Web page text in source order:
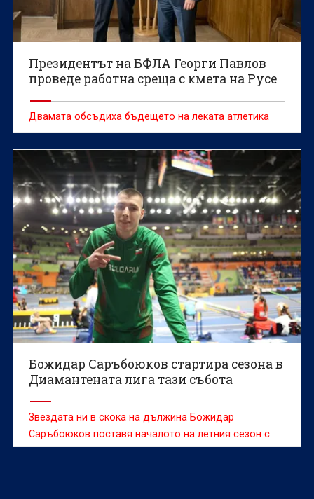
Президентът на БФЛА Георги Павлов
проведе работна среща с кмета на Русе
Двамата обсъдиха бъдещето на леката атлетика
Божидар Саръбоюков стартира сезона в
Диамантената лига тази събота
Звездата ни в скока на дължина Божидар
Саръбоюков поставя началото на летния сезон с
участие в най-комерсиалната верига турнири в